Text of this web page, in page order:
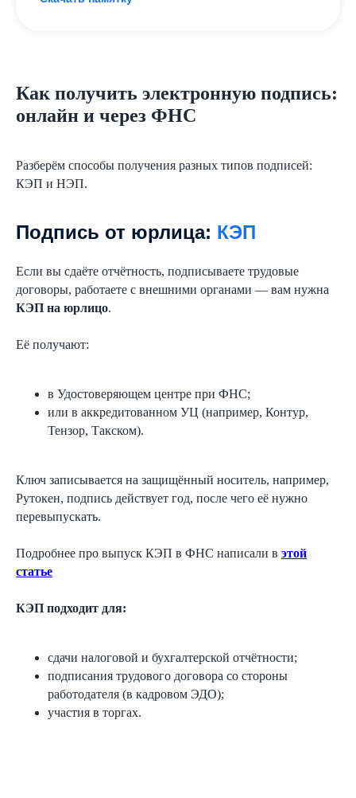
Как получить электронную подпись:
онлайн и через ФНС
Разберём способы получения разных типов подписей:
КЭП и НЭП.
Подпись от юрлица: КЭП
Если вы сдаёте отчётность, подписываете трудовые
договоры, работаете с внешними органами — вам нужна
КЭП на юрлицо.
Её получают:
в Удостоверяющем центре при ФНС;
или в аккредитованном УЦ (например, Контур,
Тензор, Такском).
Ключ записывается на защищённый носитель, например,
Рутокен, подпись действует год, после чего её нужно
перевыпускать.
Подробнее про выпуск КЭП в ФНС написали в этой
статье
КЭП подходит для:
сдачи налоговой и бухгалтерской отчётности;
подписания трудового договора со стороны
работодателя (в кадровом ЭДО);
участия в торгах.